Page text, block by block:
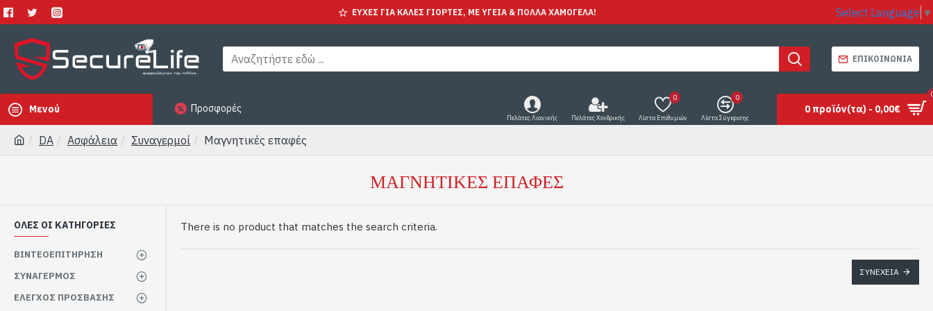
ΕΥΧΕΣ ΓΙΑ ΚΑΛΕΣ ΓΙΟΡΤΕΣ, ΜΕ ΥΓΕΊΑ & ΠΟΛΛΑ ΧΑΜΟΓΕΛΑ! Select Language ▼
ΕΠΙΚΟΙΝΩΝΊΑ
Μενού Προσφορές
Πελάτες Λιανικής Πελάτες Χονδρικής Λίστα Επιθυμιών
0
Λίστα Σύγκρισης
0
0 προϊόν(τα) - 0,00€
DA Ασφάλεια Συναγερμοί Μαγνητικές επαφές
ΜΑΓΝΗΤΙΚΈΣ ΕΠΑΦΈΣ
ΟΛΕΣ ΟΙ ΚΑΤΗΓΟΡΙΕΣ
ΒΙΝΤΕΟΕΠΙΤΗΡΗΣΗ
ΣΥΝΑΓΕΡΜΟΣ
ΕΛΕΓΧΟΣ ΠΡΟΣΒΑΣΗΣ
There is no product that matches the search criteria.
ΣΥΝΈΧΕΙΑ